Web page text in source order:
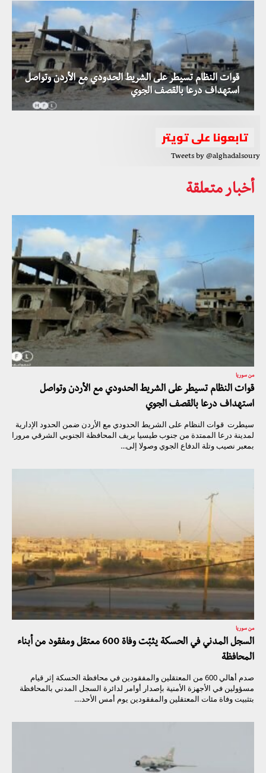
قوات النظام تسيطر على الشريط الحدودي مع الأردن وتواصل
استهداف درعا بالقصف الجوي
تابعونا على تويتر
Tweets by @alghadalsoury
أخبار متعلقة
من سوريا
قوات النظام تسيطر على الشريط الحدودي مع الأردن وتواصل
استهداف درعا بالقصف الجوي
سيطرت قوات النظام على الشريط الحدودي مع الأردن ضمن الحدود الإدارية
لمدينة درعا الممتدة من جنوب طيسيا بريف المحافظة الجنوبي الشرقي مرورا
بمعبر نصيب وتلة الدفاع الجوي وصولا إلى...
من سوريا
السجل المدني في الحسكة يثبّت وفاة 600 معتقل ومفقود من أبناء
المحافظة
صدم أهالي 600 من المعتقلين والمفقودين في محافظة الحسكة إثر قيام
مسؤولين في الأجهزة الأمنية بإصدار أوامر لدائرة السجل المدني بالمحافظة
بتثبيت وفاة مئات المعتقلين والمفقودين يوم أمس الأحد....